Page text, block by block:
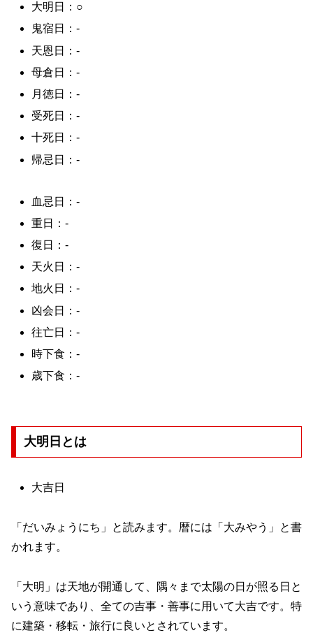
大明日：○
鬼宿日：-
天恩日：-
母倉日：-
月徳日：-
受死日：-
十死日：-
帰忌日：-
血忌日：-
重日：-
復日：-
天火日：-
地火日：-
凶会日：-
往亡日：-
時下食：-
歳下食：-
大明日とは
大吉日
「だいみょうにち」と読みます。暦には「大みやう」と書
かれます。
「大明」は天地が開通して、隅々まで太陽の日が照る日と
いう意味であり、全ての吉事・善事に用いて大吉です。特
に建築・移転・旅行に良いとされています。